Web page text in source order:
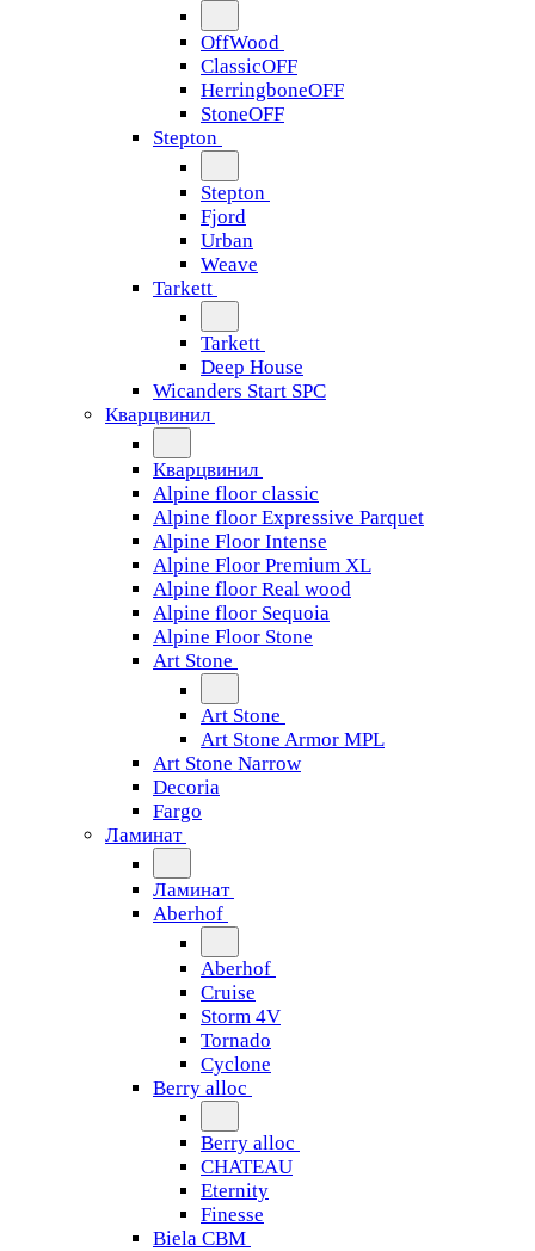
OffWood
ClassicOFF
HerringboneOFF
StoneOFF
Stepton
Stepton
Fjord
Urban
Weave
Tarkett
Tarkett
Deep House
Wicanders Start SPC
Кварцвинил
Кварцвинил
Alpine floor classic
Alpine floor Expressive Parquet
Alpine Floor Intense
Alpine Floor Premium XL
Alpine floor Real wood
Alpine floor Sequoia
Alpine Floor Stone
Art Stone
Art Stone
Art Stone Armor MPL
Art Stone Narrow
Decoria
Fargo
Ламинат
Ламинат
Aberhof
Aberhof
Cruise
Storm 4V
Tornado
Сyclone
Berry alloc
Berry alloc
CHATEAU
Eternity
Finesse
Biela CBM